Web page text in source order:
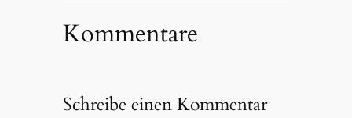
Kommentare
Schreibe einen Kommentar